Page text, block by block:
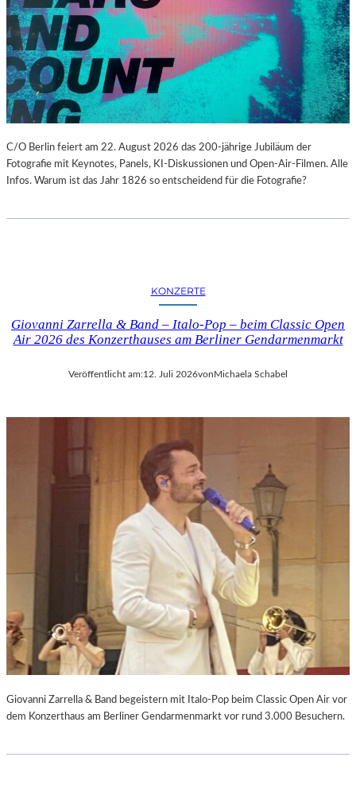
C/O Berlin feiert am 22. August 2026 das 200-jährige Jubiläum der
Fotografie mit Keynotes, Panels, KI-Diskussionen und Open-Air-Filmen. Alle
Infos. Warum ist das Jahr 1826 so entscheidend für die Fotografie?
KONZERTE
Giovanni Zarrella & Band – Italo-Pop – beim Classic Open
Air 2026 des Konzerthauses am Berliner Gendarmenmarkt
Veröffentlicht am:12. Juli 2026von Michaela Schabel
Giovanni Zarrella & Band begeistern mit Italo-Pop beim Classic Open Air vor
dem Konzerthaus am Berliner Gendarmenmarkt vor rund 3.000 Besuchern.